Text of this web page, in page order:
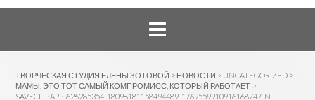
ТВОРЧЕСКАЯ СТУДИЯ ЕЛЕНЫ ЗОТОВОЙ > НОВОСТИ > UNCATEGORIZED >
МАМЫ, ЭТО ТОТ САМЫЙ КОМПРОМИСС, КОТОРЫЙ РАБОТАЕТ >
SAVECLIP.APP_626285354_18098181158494489_1769559910916168747_N